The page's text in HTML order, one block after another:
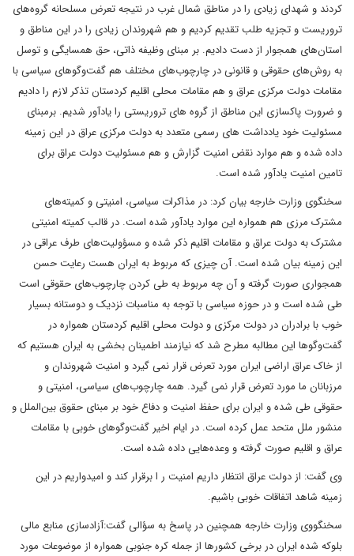
کردند و شهدای زیادی را در مناطق شمال غرب در نتیجه تعرض مسلحانه گروه‌های
تروریست و تجزیه طلب تقدیم کردیم و هم شهروندان زیادی را در این مناطق و
استان‌های همجوار از دست دادیم. بر مبنای وظیفه ذاتی، حق همسایگی و توسل
به روش‌های حقوقی و قانونی در چارچوب‌های مختلف هم گفت‌وگوهای سیاسی با
مقامات دولت مرکزی عراق و هم مقامات محلی اقلیم کردستان تذکر لازم را دادیم
و ضرورت پاکسازی این مناطق از گروه های تروریستی را یادآور شدیم. برمبنای
مسئولیت خود یادداشت های رسمی متعدد به دولت مرکزی عراق در این زمینه
داده شده و هم موارد نقض امنیت گزارش و هم مسئولیت دولت عراق برای
تامین امنیت یادآور شده است.
سخنگوی وزارت خارجه بیان کرد: در مذاکرات سیاسی، امنیتی و کمیته‌های
مشترک مرزی هم همواره این موارد یادآور شده است. در قالب کمیته امنیتی
مشترک به دولت عراق و مقامات اقلیم ذکر شده و مسؤولیت‌های طرف عراقی در
این زمینه بیان شده است. آن چیزی که مربوط به ایران هست رعایت حسن
همجواری صورت گرفته و آن چه مربوط به طی کردن چارچوب‌های حقوقی است
طی شده است و در حوزه سیاسی با توجه به مناسبات نزدیک و دوستانه بسیار
خوب با برادران در دولت مرکزی و دولت محلی اقلیم کردستان همواره در
گفت‌وگوها این مطالبه مطرح شد که نیازمند اطمینان بخشی به ایران هستیم که
از خاک عراق اراضی ایران مورد تعرض قرار نمی گیرد و امنیت شهروندان و
مرزبانان ما مورد تعرض قرار نمی گیرد. همه چارچوب‌های سیاسی، امنیتی و
حقوقی طی شده و ایران برای حفظ امنیت و دفاع خود بر مبنای حقوق بین‌الملل و
منشور ملل متحد عمل کرده است. در ایام اخیر گفت‌وگوهای خوبی با مقامات
عراق و اقلیم صورت گرفته و وعده‌هایی داده شده است.
وی گفت: از دولت عراق انتظار داریم امنیت ر ا برقرار کند و امیدواریم در این
زمینه شاهد اتفاقات خوبی باشیم.
سخنگووی وزارت خارجه همچنین در پاسخ به سؤالی گفت:‌آزادسازی منابع مالی
بلوکه شده ایران در برخی کشورها از جمله کره جنوبی همواره از موضوعات مورد